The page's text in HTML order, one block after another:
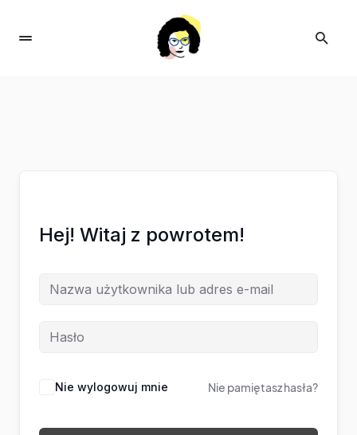
Hej! Witaj z powrotem!
Nie wylogowuj mnie Nie pamiętasz hasła?